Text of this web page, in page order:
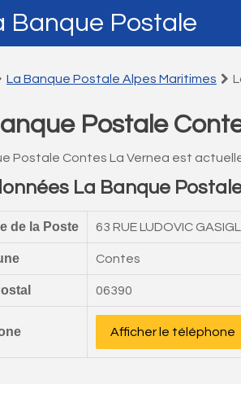
Banque Postale
La Banque Postale Alpes Maritimes
Postale
Postale Contes La Vernea est
La Banque
de la Poste 63 RUE LUDOVIC
Contes
06390
Afficher le téléphone